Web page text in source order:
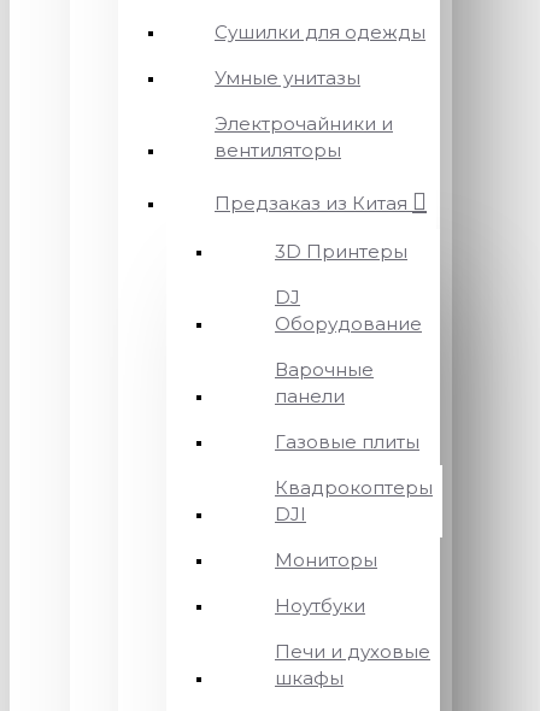
Сушилки для одежды
Умные унитазы
Электрочайники и
вентиляторы
Предзаказ из Китая
3D Принтеры
DJ
Оборудование
Варочные
панели
Газовые плиты
Квадрокоптеры
DJI
Мониторы
Ноутбуки
Печи и духовые
шкафы